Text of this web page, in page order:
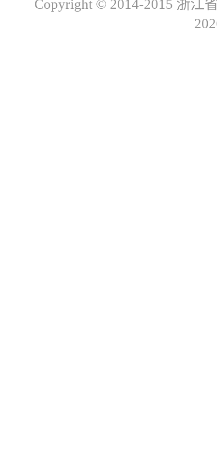
Copyright © 2014-2015 浙江